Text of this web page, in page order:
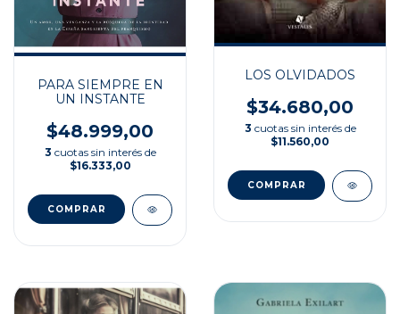
PARA SIEMPRE EN
UN INSTANTE
$48.999,00
3 cuotas sin interés de
$16.333,00
LOS OLVIDADOS
$34.680,00
3 cuotas sin interés de
$11.560,00